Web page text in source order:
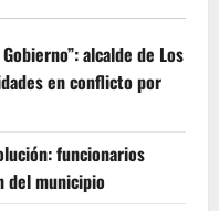
alcalde de Los
en conflicto por
funcionarios
del municipio